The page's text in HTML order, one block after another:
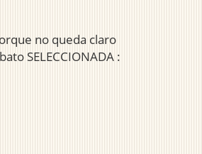
no queda claro
SELECCIONADA :